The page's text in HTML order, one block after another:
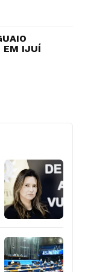
EM IJUÍ